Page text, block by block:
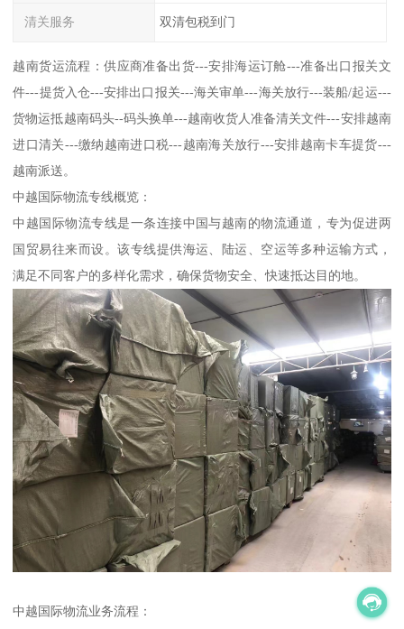
清关服务 双清包税到门
越南货运流程：供应商准备出货---安排海运订舱---准备出口报关文
件---提货入仓---安排出口报关---海关审单---海关放行---装船/起运---
货物运抵越南码头--码头换单---越南收货人准备清关文件---安排越南
进口清关---缴纳越南进口税---越南海关放行---安排越南卡车提货---
越南派送。
中越国际物流专线概览：
中越国际物流专线是一条连接中国与越南的物流通道，专为促进两
国贸易往来而设。该专线提供海运、陆运、空运等多种运输方式，
满足不同客户的多样化需求，确保货物安全、快速抵达目的地。
中越国际物流业务流程：